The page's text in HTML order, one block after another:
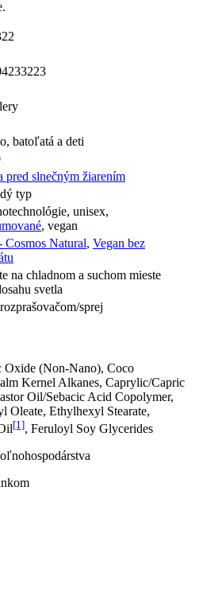
batoľatá a deti
pred slnečným žiarením
typ
unisex,
, vegan
Natural, Vegan bez
na chladnom a suchom mieste
svetla
sprej
Oxide (Non-Nano), Coco
Kernel Alkanes, Caprylic/Capric
Oil/Sebacic Acid Copolymer,
Oleate, Ethylhexyl Stearate,
[1], Feruloyl Soy Glycerides